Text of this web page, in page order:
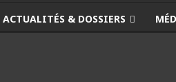
ACTUALITÉS & DOSSIERS